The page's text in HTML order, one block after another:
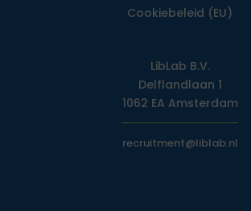
Cookiebeleid (EU)
LibLab B.V.
Delflandlaan 1
1062 EA Amsterdam
recruitment@liblab.nl